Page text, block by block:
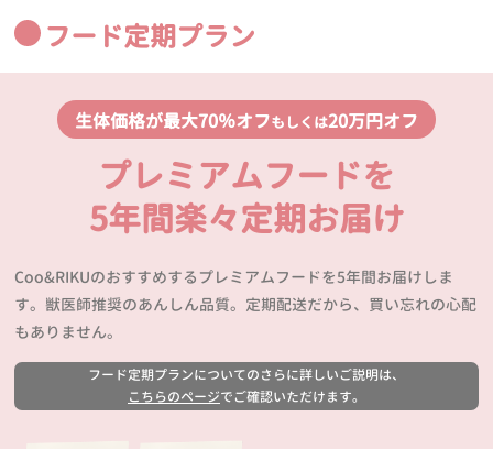
フード定期プラン
生体価格が最大70％オフもしくは20万円オフ
プレミアムフードを
5年間楽々定期お届け
Coo&RIKUのおすすめするプレミアムフードを5年間お届けしま
す。獣医師推奨のあんしん品質。定期配送だから、買い忘れの心配
もありません。
フード定期プランについてのさらに詳しいご説明は、
こちらのページでご確認いただけます。